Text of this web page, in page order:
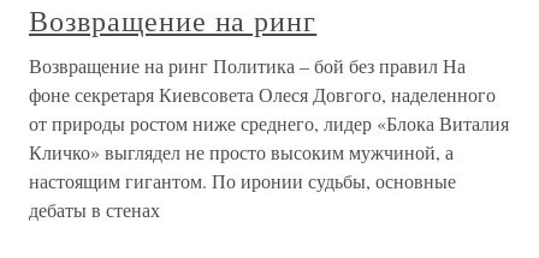
Возвращение на ринг
Возвращение на ринг Политика – бой без правил На
фоне секретаря Киевсовета Олеся Довгого, наделенного
от природы ростом ниже среднего, лидер «Блока Виталия
Кличко» выглядел не просто высоким мужчиной, а
настоящим гигантом. По иронии судьбы, основные
дебаты в стенах